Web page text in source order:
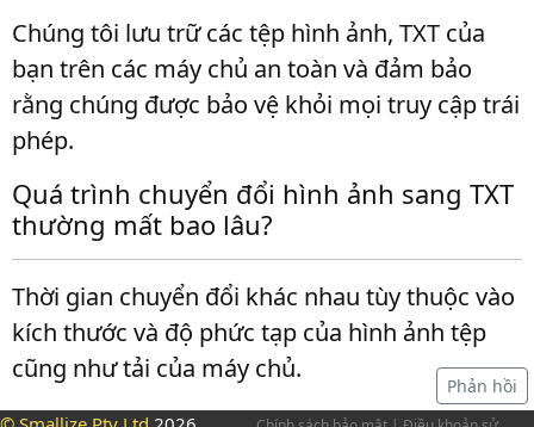
Chúng tôi lưu trữ các tệp hình ảnh, TXT của
bạn trên các máy chủ an toàn và đảm bảo
rằng chúng được bảo vệ khỏi mọi truy cập trái
phép.
Quá trình chuyển đổi hình ảnh sang TXT
thường mất bao lâu?
Thời gian chuyển đổi khác nhau tùy thuộc vào
kích thước và độ phức tạp của hình ảnh tệp
cũng như tải của máy chủ.
Phản hồi